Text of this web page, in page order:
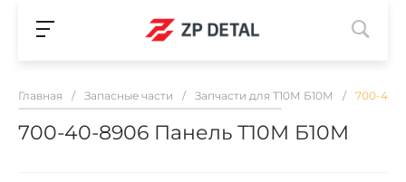
Главная / Запасные части / Запчасти для Т10М Б10М / 700-40-
700-40-8906 Панель Т10М Б10М